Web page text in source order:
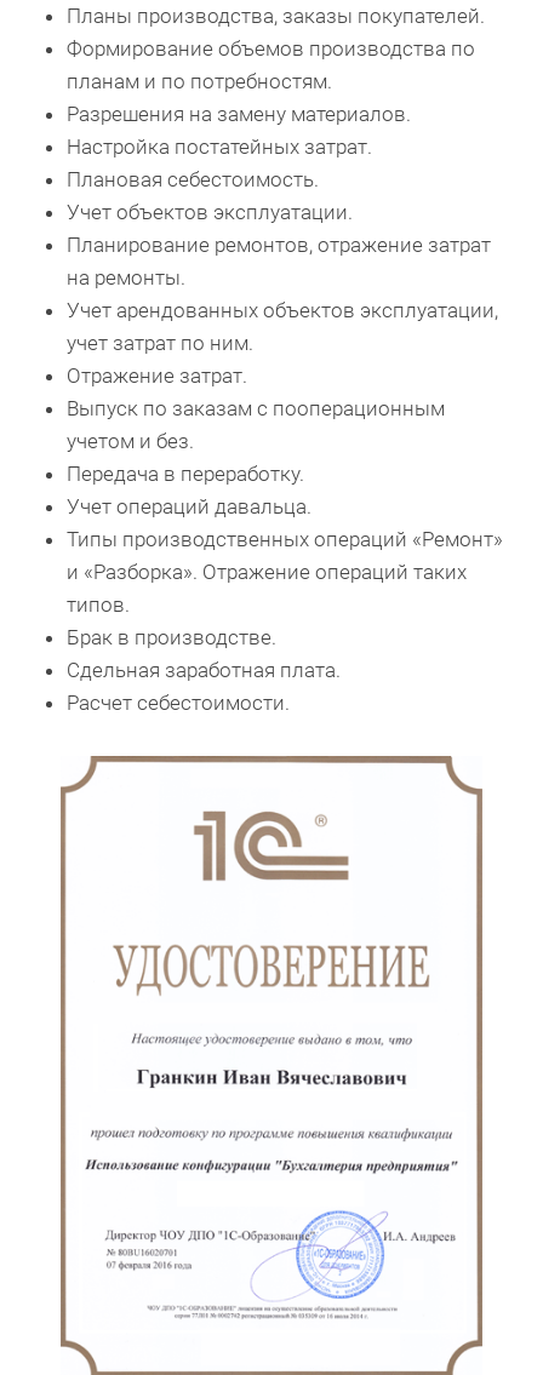
Планы производства, заказы покупателей.
Формирование объемов производства по
планам и по потребностям.
Разрешения на замену материалов.
Настройка постатейных затрат.
Плановая себестоимость.
Учет объектов эксплуатации.
Планирование ремонтов, отражение затрат
на ремонты.
Учет арендованных объектов эксплуатации,
учет затрат по ним.
Отражение затрат.
Выпуск по заказам с пооперационным
учетом и без.
Передача в переработку.
Учет операций давальца.
Типы производственных операций «Ремонт»
и «Разборка». Отражение операций таких
типов.
Брак в производстве.
Сдельная заработная плата.
Расчет себестоимости.